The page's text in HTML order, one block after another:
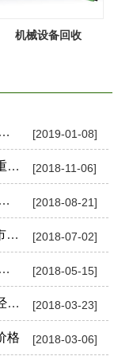
机械设备回收
[2019-01-08]
[2018-11-06]
[2018-08-21]
[2018-07-02]
[2018-05-15]
[2018-03-23]
[2018-03-06]
格